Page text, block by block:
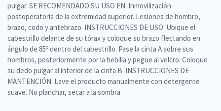
pulgar. SE RECOMENDADO SU USO EN: Inmovilización
postoperatoria de la extremidad superior. Lesiones de hombro,
brazo, codo y antebrazo. INSTRUCCIONES DE USO: Ubique el
cabestrillo delante de su tórax y coloque su brazo flectando en
ángulo de 85º dentro del cabestrillo. Pase la cinta A sobre sus
hombros, posteriormente por la hebilla y pegue al velcro. Coloque
su dedo pulgar al interior de la cinta B. INSTRUCCIONES DE
MANTENCIÓN: Lave el producto manualmente con detergente
suave. No planchar, secar a la sombra.